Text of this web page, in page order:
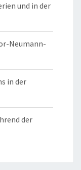
und in der
Neumann-
in der
der